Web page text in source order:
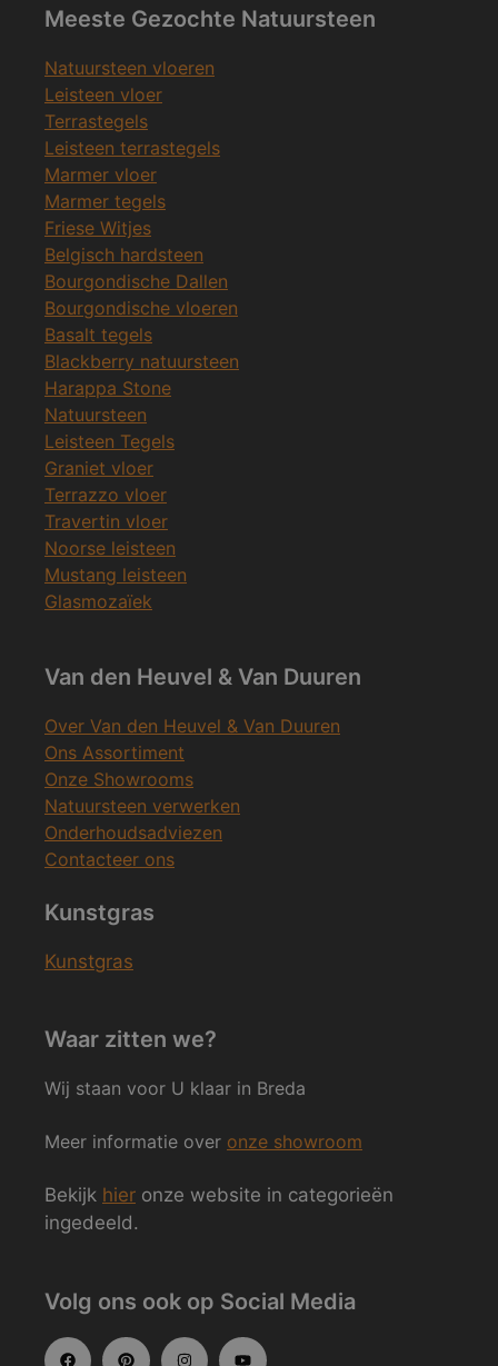
Meeste Gezochte Natuursteen
Natuursteen vloeren
Leisteen vloer
Terrastegels
Leisteen terrastegels
Marmer vloer
Marmer tegels
Friese Witjes
Belgisch hardsteen
Bourgondische Dallen
Bourgondische vloeren
Basalt tegels
Blackberry natuursteen
Harappa Stone
Natuursteen
Leisteen Tegels
Graniet vloer
Terrazzo vloer
Travertin vloer
Noorse leisteen
Mustang leisteen
Glasmozaïek
Van den Heuvel & Van Duuren
Over Van den Heuvel & Van Duuren
Ons Assortiment
Onze Showrooms
Natuursteen verwerken
Onderhoudsadviezen
Contacteer ons
Kunstgras
Kunstgras
Waar zitten we?
Wij staan voor U klaar in Breda
Meer informatie over onze showroom
Bekijk hier onze website in categorieën
ingedeeld.
Volg ons ook op Social Media